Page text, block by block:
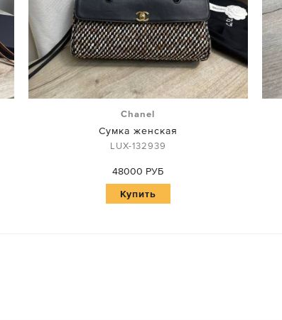
Chanel
Сумка женская
LUX-132939
48000 РУБ
Купить